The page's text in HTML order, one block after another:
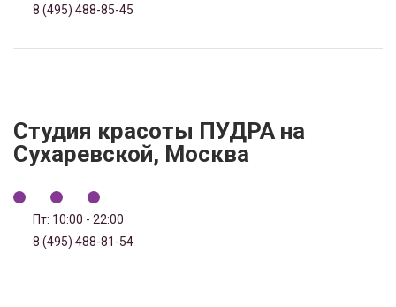
8 (495) 488-85-45
Студия красоты ПУДРА на
Сухаревской, Москва
Пт: 10:00 - 22:00
8 (495) 488-81-54